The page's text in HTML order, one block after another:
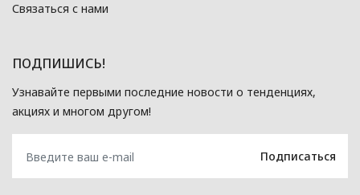
Связаться с нами
ПОДПИШИСЬ!
Узнавайте первыми последние новости о тенденциях,
акциях и многом другом!